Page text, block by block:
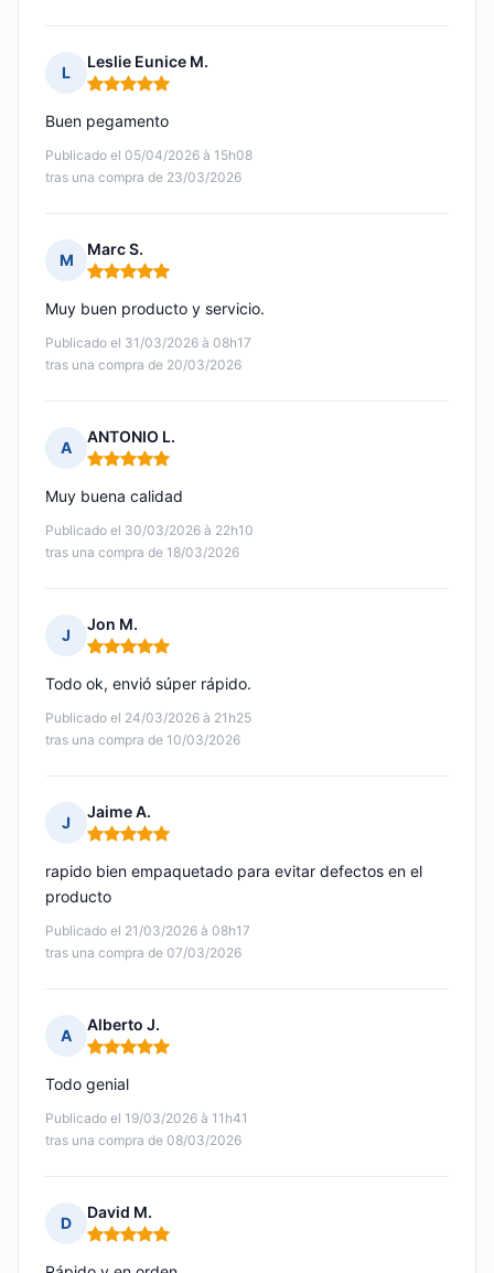
L
Leslie Eunice M.
Nota: 5 de 5
Publicado el 05/04/2026 à 15h08
tras una compra de 23/03/2026
Buen pegamento
M
Marc S.
Nota: 5 de 5
Publicado el 31/03/2026 à 08h17
tras una compra de 20/03/2026
Muy buen producto y servicio.
A
ANTONIO L.
Nota: 5 de 5
Publicado el 30/03/2026 à 22h10
tras una compra de 18/03/2026
Muy buena calidad
J
Jon M.
Nota: 5 de 5
Publicado el 24/03/2026 à 21h25
tras una compra de 10/03/2026
Todo ok, envió súper rápido.
J
Jaime A.
Nota: 5 de 5
Publicado el 21/03/2026 à 08h17
tras una compra de 07/03/2026
rapido bien empaquetado para evitar defectos en el
producto
A
Alberto J.
Nota: 5 de 5
Publicado el 19/03/2026 à 11h41
tras una compra de 08/03/2026
Todo genial
D
David M.
Nota: 5 de 5